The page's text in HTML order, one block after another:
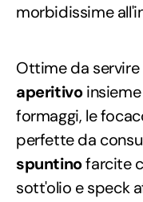
morbidissime
Ottime da
aperitivoinsieme
formaggi, le
perfette da
spuntinofarcite
sott'olio e speck